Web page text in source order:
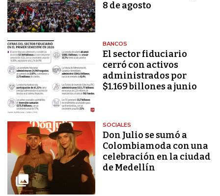
8 de agosto
BANCOS
El sector fiduciario
cerró con activos
administrados por
$1.169 billones a junio
SOCIALES
Don Julio se sumó a
Colombiamoda con una
celebración en la ciudad
de Medellín